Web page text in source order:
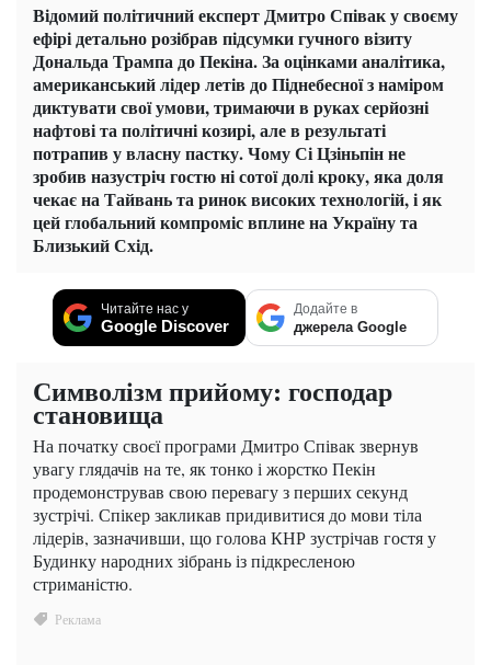
Відомий політичний експерт Дмитро Співак у своєму
ефірі детально розібрав підсумки гучного візиту
Дональда Трампа до Пекіна. За оцінками аналітика,
американський лідер летів до Піднебесної з наміром
диктувати свої умови, тримаючи в руках серйозні
нафтові та політичні козирі, але в результаті
потрапив у власну пастку. Чому Сі Цзіньпін не
зробив назустріч гостю ні сотої долі кроку, яка доля
чекає на Тайвань та ринок високих технологій, і як
цей глобальний компроміс вплине на Україну та
Близький Схід.
Читайте нас у
Google Discover
Додайте в
джерела Google
Символізм прийому: господар
становища
На початку своєї програми Дмитро Співак звернув
увагу глядачів на те, як тонко і жорстко Пекін
продемонстрував свою перевагу з перших секунд
зустрічі. Спікер закликав придивитися до мови тіла
лідерів, зазначивши, що голова КНР зустрічав гостя у
Будинку народних зібрань із підкресленою
стриманістю.